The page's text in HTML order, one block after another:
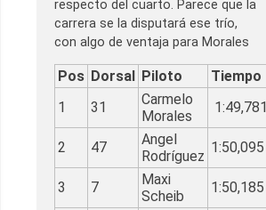
respecto del cuarto. Parece que la
carrera se la disputará ese trío,
con algo de ventaja para Morales
Pos Dorsal Piloto
Tiempo
1
31
Carmelo
Morales
1:49,781
2 47
Angel
Rodríguez
1:50,095
3 7
Maxi
Scheib
1:50,185